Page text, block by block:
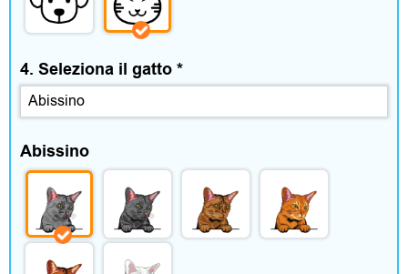
e
s
s
o
r
i
4. Seleziona il gatto *
Abissino